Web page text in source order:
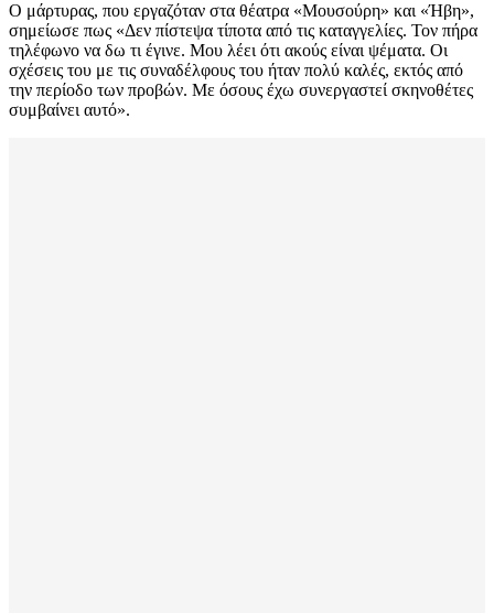
Ο μάρτυρας, που εργαζόταν στα θέατρα «Μουσούρη» και «Ήβη»,
σημείωσε πως «Δεν πίστεψα τίποτα από τις καταγγελίες. Τον πήρα
τηλέφωνο να δω τι έγινε. Μου λέει ότι ακούς είναι ψέματα. Οι
σχέσεις του με τις συναδέλφους του ήταν πολύ καλές, εκτός από
την περίοδο των προβών. Με όσους έχω συνεργαστεί σκηνοθέτες
συμβαίνει αυτό».